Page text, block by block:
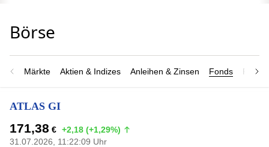
Märkte Aktien & Indizes Anleihen & Zinsen Fonds
ATLAS GI
171,38 € +2,18 (+1,29%)
31.07.2026, 11:22:09 Uhr